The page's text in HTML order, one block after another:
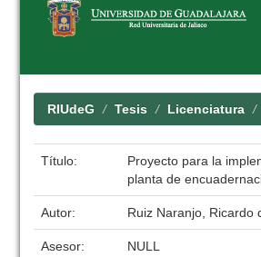
RIUdeG Tesis Licenciatura
Título:
Proyecto para la
planta de
Autor: Ruiz Naranjo, Ricardo
Asesor: NULL